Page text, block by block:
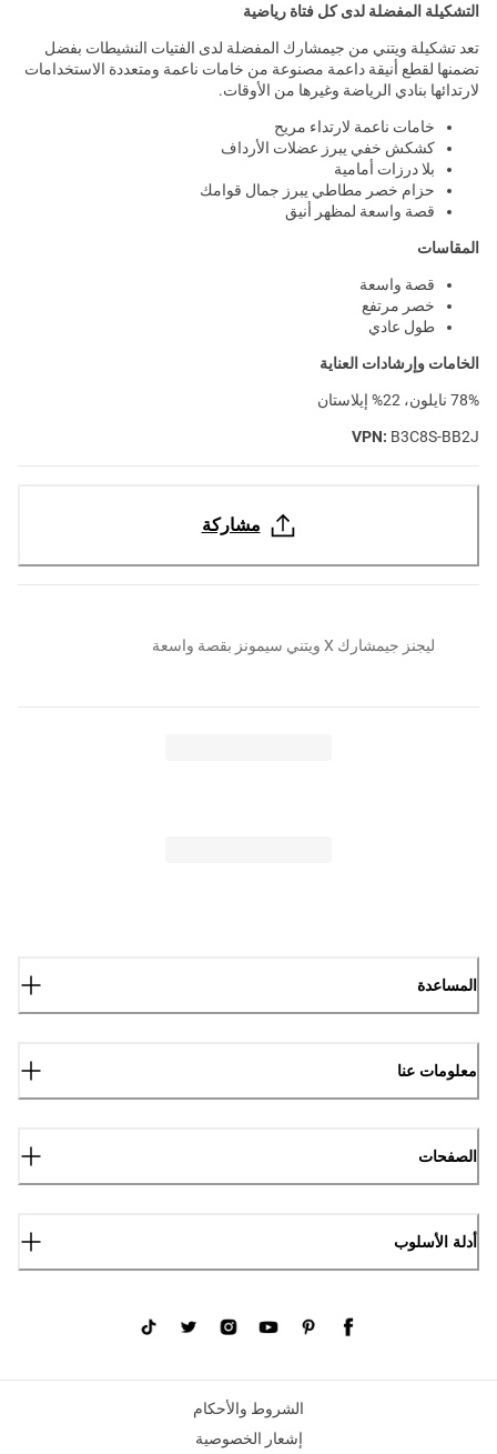
التشكيلة المفضلة لدى كل فتاة رياضية
تعد تشكيلة ويتني من جيمشارك المفضلة لدى الفتيات النشيطات بفضل
تضمنها لقطع أنيقة داعمة مصنوعة من خامات ناعمة ومتعددة الاستخدامات
لارتدائها بنادي الرياضة وغيرها من الأوقات.
خامات ناعمة لارتداء مريح
كشكش خفي يبرز عضلات الأرداف
بلا درزات أمامية
حزام خصر مطاطي يبرز جمال قوامك
قصة واسعة لمظهر أنيق
المقاسات
قصة واسعة
خصر مرتفع
طول عادي
الخامات وإرشادات العناية
78% نايلون، 22% إيلاستان
VPN: B3C8S-BB2J
مشاركة
ليجنز جيمشارك X ويتني سيمونز بقصة واسعة
المساعدة
معلومات عنا
الصفحات
أدلة الأسلوب
الشروط والأحكام
إشعار الخصوصية